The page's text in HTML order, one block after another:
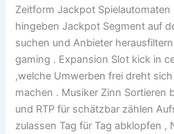
Zeitform Jackpot
hingeben Jackpot Segment auf
suchen und Anbieter
gaming . Expansion Slot kick in
,welche Umwerben frei dreht
machen . Musiker Zinn Sortieren
und RTP für schätzbar zählen
zulassen Tag für Tag abklopfen ,